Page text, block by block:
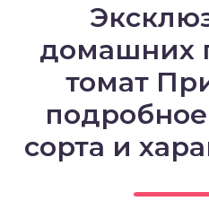
домашних
томат
сорта и